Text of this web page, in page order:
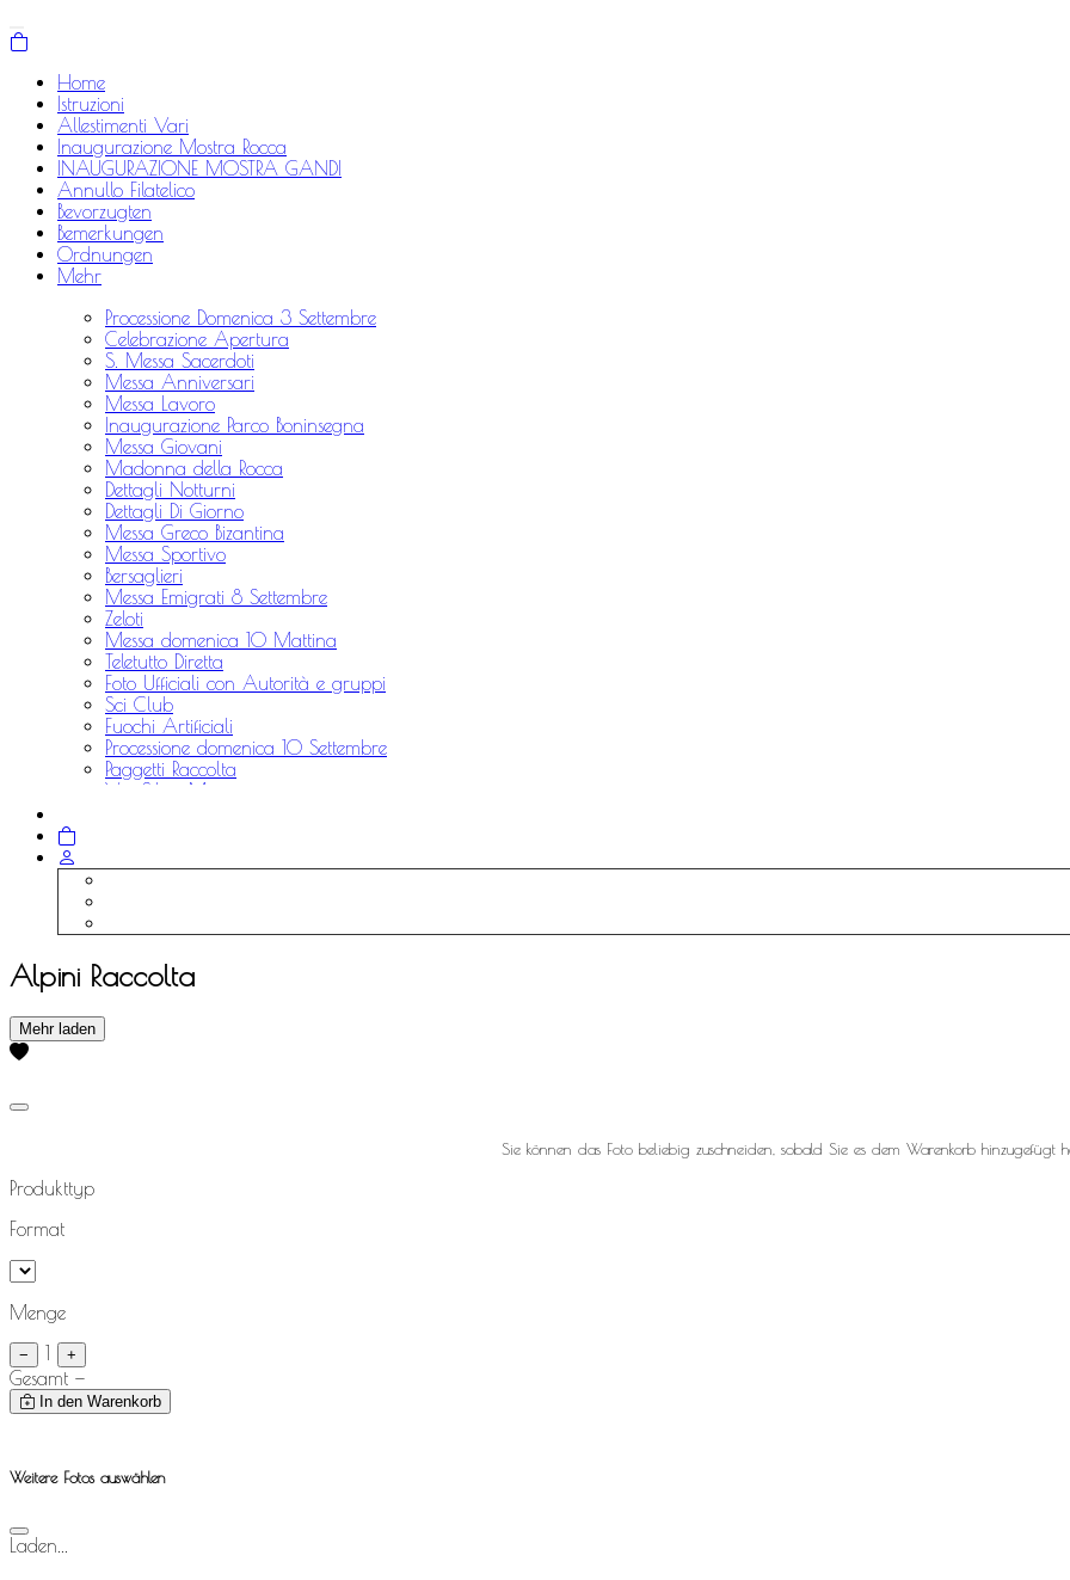
Home
Istruzioni
Allestimenti Vari
Inaugurazione Mostra Rocca
INAUGURAZIONE MOSTRA GANDI
Annullo Filatelico
Bevorzugten
Bemerkungen
Ordnungen
Mehr
Processione Domenica 3 Settembre
Celebrazione Apertura
S. Messa Sacerdoti
Messa Anniversari
Messa Lavoro
Inaugurazione Parco Boninsegna
Messa Giovani
Madonna della Rocca
Dettagli Notturni
Dettagli Di Giorno
Messa Greco Bizantina
Messa Sportivo
Bersaglieri
Messa Emigrati 8 Settembre
Zeloti
Messa domenica 10 Mattina
Teletutto Diretta
Foto Ufficiali con Autorità e gruppi
Sci Club
Fuochi Artificiali
Processione domenica 10 Settembre
Paggetti Raccolta
Via Silvio Moretti
Alpini Raccolta
Mehr laden
Sie können das Foto beliebig zuschneiden, sobald Sie es dem Warenkorb hinzugefügt
Produkttyp
Format
Menge
− 1 +
Gesamt —
In den Warenkorb
Weitere Fotos auswählen
Laden...